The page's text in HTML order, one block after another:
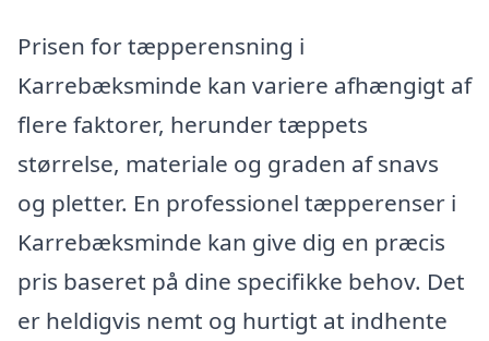
Prisen for tæpperensning i
Karrebæksminde kan variere afhængigt af
flere faktorer, herunder tæppets
størrelse, materiale og graden af snavs
og pletter. En professionel tæpperenser i
Karrebæksminde kan give dig en præcis
pris baseret på dine specifikke behov. Det
er heldigvis nemt og hurtigt at indhente